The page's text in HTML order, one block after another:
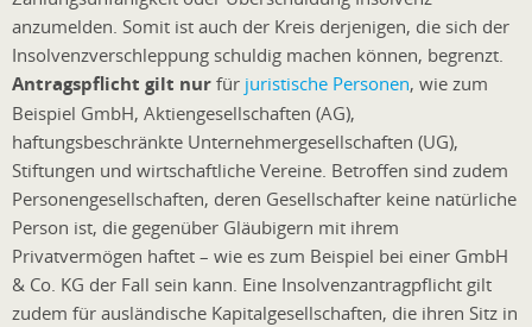
anzumelden. Somit ist auch der Kreis derjenigen, die sich der
Insolvenzverschleppung schuldig machen können, begrenzt.
Antragspflicht gilt nur für juristische Personen, wie zum
Beispiel GmbH, Aktiengesellschaften (AG),
haftungsbeschränkte Unternehmergesellschaften (UG),
Stiftungen und wirtschaftliche Vereine. Betroffen sind zudem
Personengesellschaften, deren Gesellschafter keine natürliche
Person ist, die gegenüber Gläubigern mit ihrem
Privatvermögen haftet – wie es zum Beispiel bei einer GmbH
& Co. KG der Fall sein kann. Eine Insolvenzantragpflicht gilt
zudem für ausländische Kapitalgesellschaften, die ihren Sitz in